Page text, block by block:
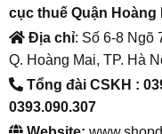
cục thuế Quận Hoàng
Địa chỉ: Số 6-8 Ngõ
Q. Hoàng Mai, TP. Hà
Tổng đài CSKH :
0393.090.307